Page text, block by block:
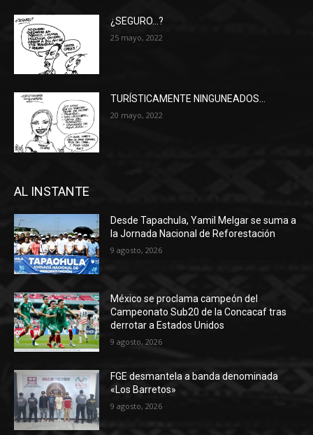
¿SEGURO…?
25 mayo, 2022
TURÍSTICAMENTE NINGUNEADOS…
20 mayo, 2022
AL INSTANTE
Desde Tapachula, Yamil Melgar se suma a
la Jornada Nacional de Reforestación
9 agosto, 2026
México se proclama campeón del
Campeonato Sub20 de la Concacaf tras
derrotar a Estados Unidos
9 agosto, 2026
FGE desmantela a banda denominada
«Los Barretos»
9 agosto, 2026